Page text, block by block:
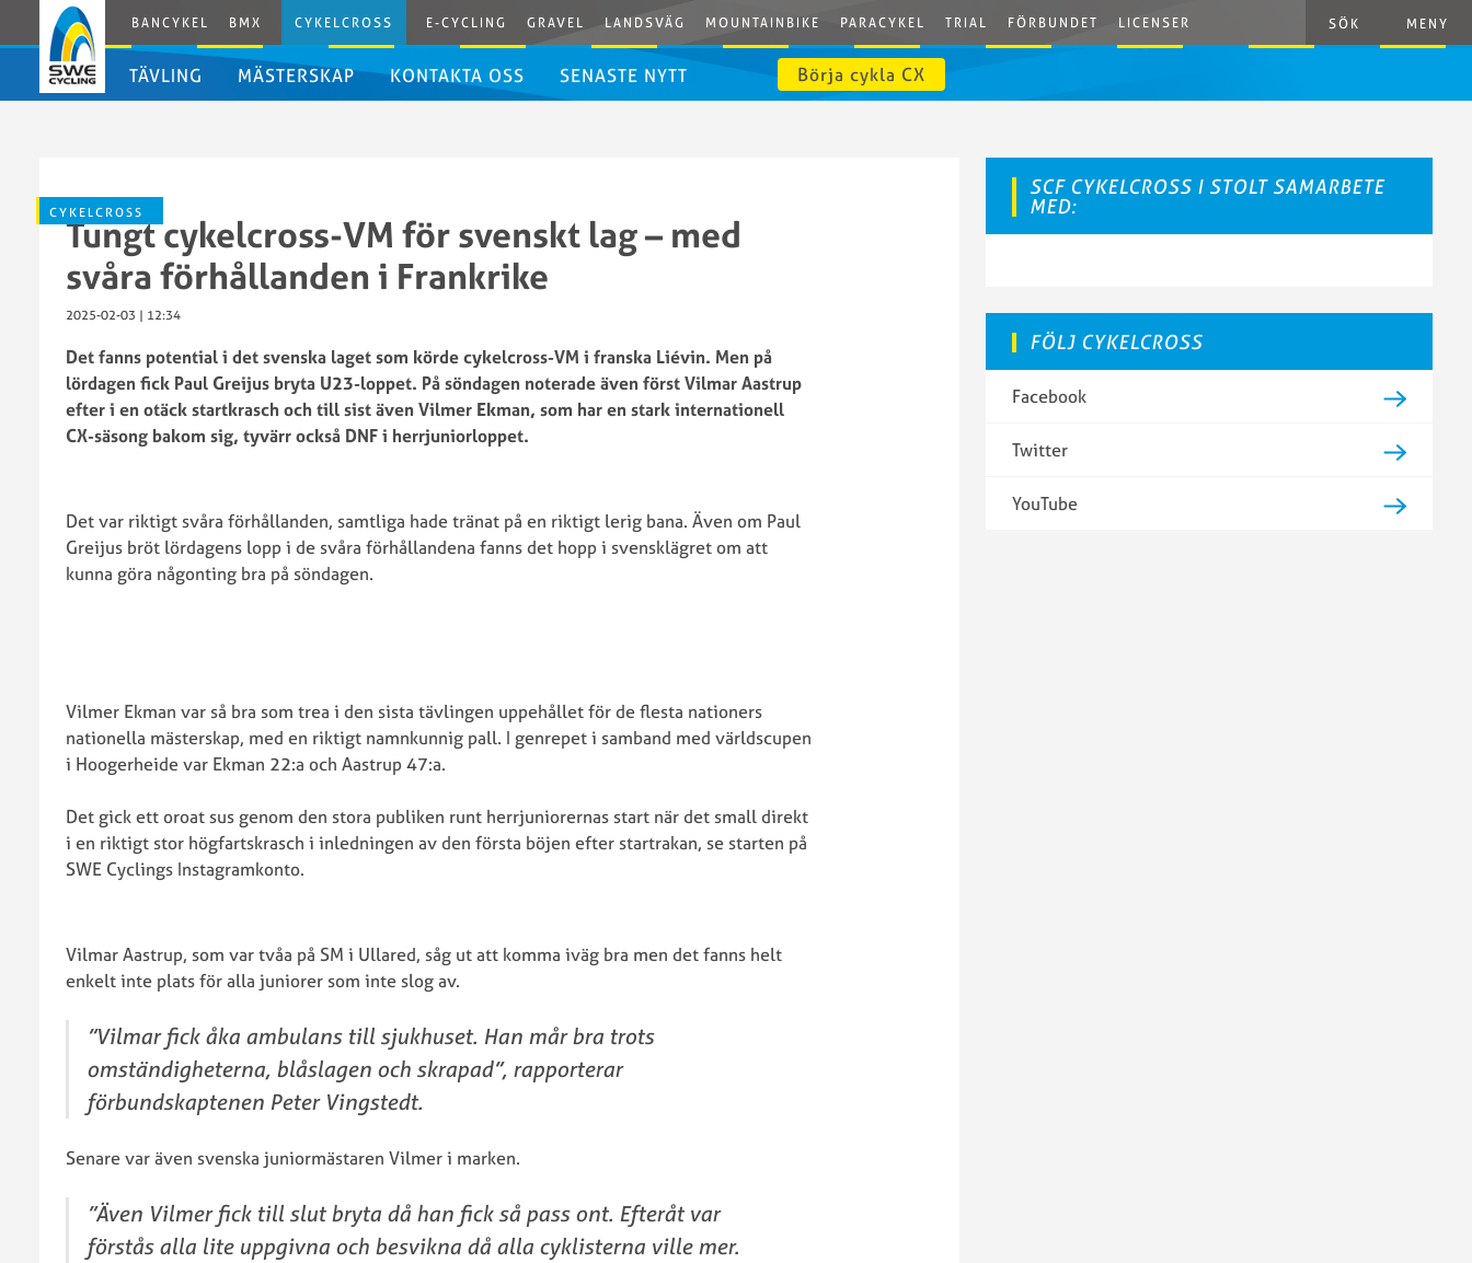
BANCYKEL BMX CYKELCROSS E-CYCLING GRAVEL LANDSVÄG MOUNTAINBIKE PARACYKEL TRIAL FÖRBUNDET LICENSER SÖK MENY
TÄVLING
SWE
Cup
2025/2026
2024
SWE
Cup
pokal
2022
SWE
och
CX-
pokal
Cup
och
Pokal
2020
SWE
CX-
2019
Arrangera
MÄSTERSKAP
2026
SM
Cykelcross
Cykelcross
2024
SM
Cykelcross
Cykelcross
2022
SM
2020
SM
Cykelcross
EM
Cykelcross
KONTAKTA OSS SENASTE NYTT Börja cykla CX
CYKELCROSS
Tungt cykelcross-VM för svenskt lag – med
svåra förhållanden i Frankrike
2025-02-03 | 12:34
Det fanns potential i det svenska laget som körde cykelcross-VM i franska Liévin. Men på
lördagen fick Paul Greijus bryta U23-loppet. På söndagen noterade även först Vilmar Aastrup
efter i en otäck startkrasch och till sist även Vilmer Ekman, som har en stark internationell
CX-säsong bakom sig, tyvärr också DNF i herrjuniorloppet.
Det var riktigt svåra förhållanden, samtliga hade tränat på en riktigt lerig bana. Även om Paul
Greijus bröt lördagens lopp i de svåra förhållandena fanns det hopp i svensklägret om att
kunna göra någonting bra på söndagen.
Vilmer Ekman var så bra som trea i den sista tävlingen uppehållet för de flesta nationers
nationella mästerskap, med en riktigt namnkunnig pall. I genrepet i samband med världscupen
i Hoogerheide var Ekman 22:a och Aastrup 47:a.
Det gick ett oroat sus genom den stora publiken runt herrjuniorernas start när det small direkt
i en riktigt stor högfartskrasch i inledningen av den första böjen efter startrakan, se starten på
SWE Cyclings Instagramkonto.
Vilmar Aastrup, som var tvåa på SM i Ullared, såg ut att komma iväg bra men det fanns helt
enkelt inte plats för alla juniorer som inte slog av.
”Vilmar fick åka ambulans till sjukhuset. Han mår bra trots
omständigheterna, blåslagen och skrapad”, rapporterar
förbundskaptenen Peter Vingstedt.
Senare var även svenska juniormästaren Vilmer i marken.
”Även Vilmer fick till slut bryta då han fick så pass ont. Efteråt var
förstås alla lite uppgivna och besvikna då alla cyklisterna ville mer.
SCF CYKELCROSS I STOLT SAMARBETE
MED:
FÖLJ CYKELCROSS
Facebook
Twitter
YouTube